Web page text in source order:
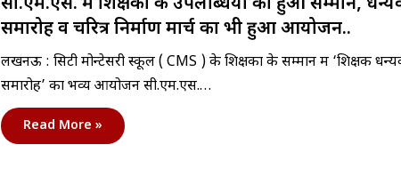
समारोह व चरित्र निर्माण मार्च का भी हुआ आयोजन..
लखनऊ : सिटी मोन्टेसरी स्कूल ( CMS ) के शिक्षकों के सम्मान में ‘शिक्षक
समारोह’ का भव्य आयोजन सी.एम.एस.…
Read More »